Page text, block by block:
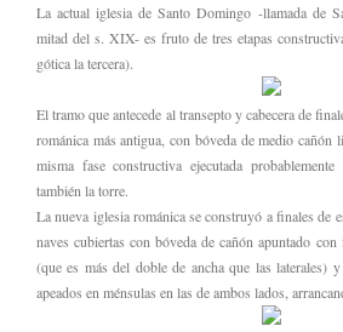
La actual iglesia de Santo Domingo -llamada de
mitad del s. XIX- es fruto de tres etapas
gótica la tercera).
El tramo que antecede al transepto y cabecera de
románica más antigua, con bóveda de medio cañón
misma fase constructiva ejecutada
también la torre.
La nueva iglesia románica se construyó a finales de
naves cubiertas con bóveda de cañón apuntado
(que es más del doble de ancha que las laterales)
apeados en ménsulas en las de ambos lados,